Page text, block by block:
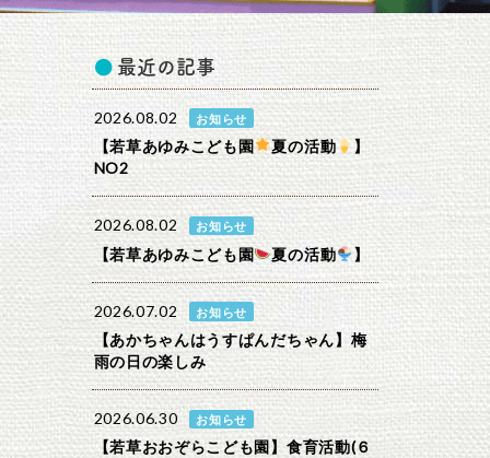
最近の記事
2026.08.02 お知らせ
【若草あゆみこども園 夏の活動
】
NO2
2026.08.02 お知らせ
【若草あゆみこども園 夏の活動 】
2026.07.02 お知らせ
【あかちゃんはうすぱんだちゃん】梅
雨の日の楽しみ
2026.06.30 お知らせ
【若草おおぞらこども園】食育活動(６